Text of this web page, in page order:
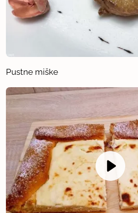
Pustne miške